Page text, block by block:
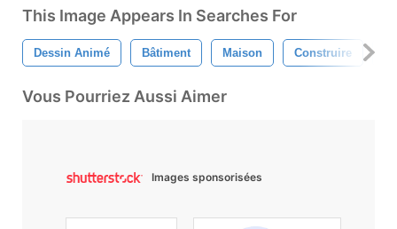
This Image Appears In Searches For
Dessin Animé Bâtiment Maison Construire
Vous Pourriez Aussi Aimer
Images sponsorisées